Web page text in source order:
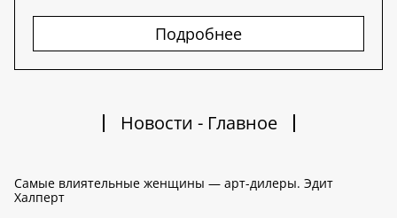
Подробнее
Новости - Главное
Самые влиятельные женщины — арт-дилеры. Эдит
Халперт